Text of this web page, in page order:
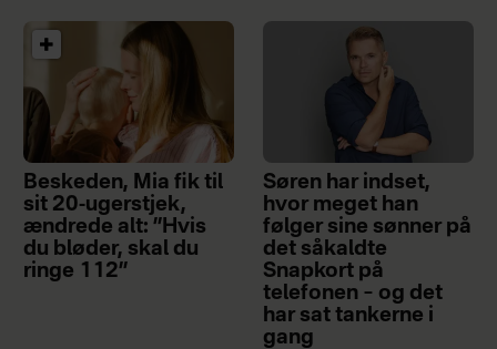
Beskeden, Mia fik til
sit 20-ugerstjek,
ændrede alt: ”Hvis
du bløder, skal du
ringe 112”
Søren har indset,
hvor meget han
følger sine sønner på
det såkaldte
Snapkort på
telefonen – og det
har sat tankerne i
gang